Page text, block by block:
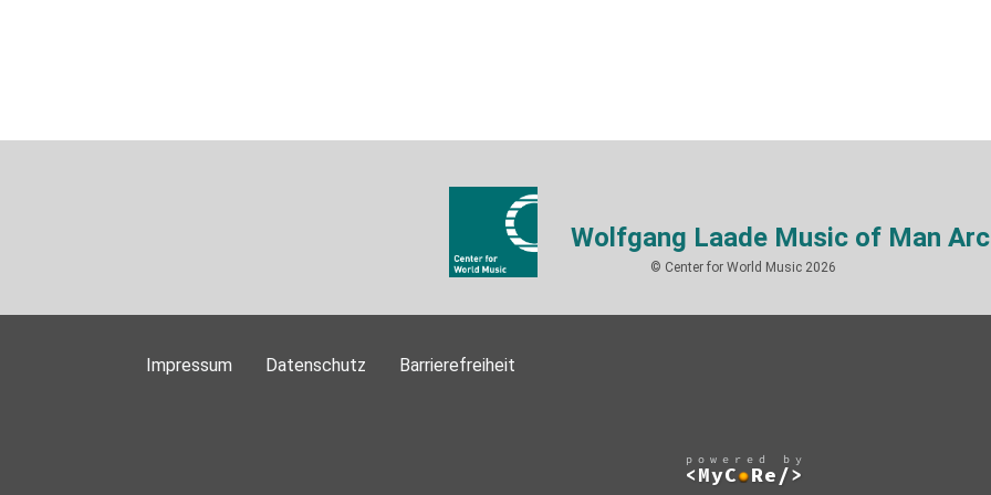
Wolfgang Laade Music of Man
© Center for World Music 2026
Impressum Datenschutz Barrierefreiheit